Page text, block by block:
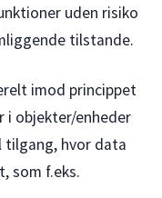
uden risiko
tilstande.
imod princippet
i objekter/enheder
tilgang, hvor data
som f.eks.